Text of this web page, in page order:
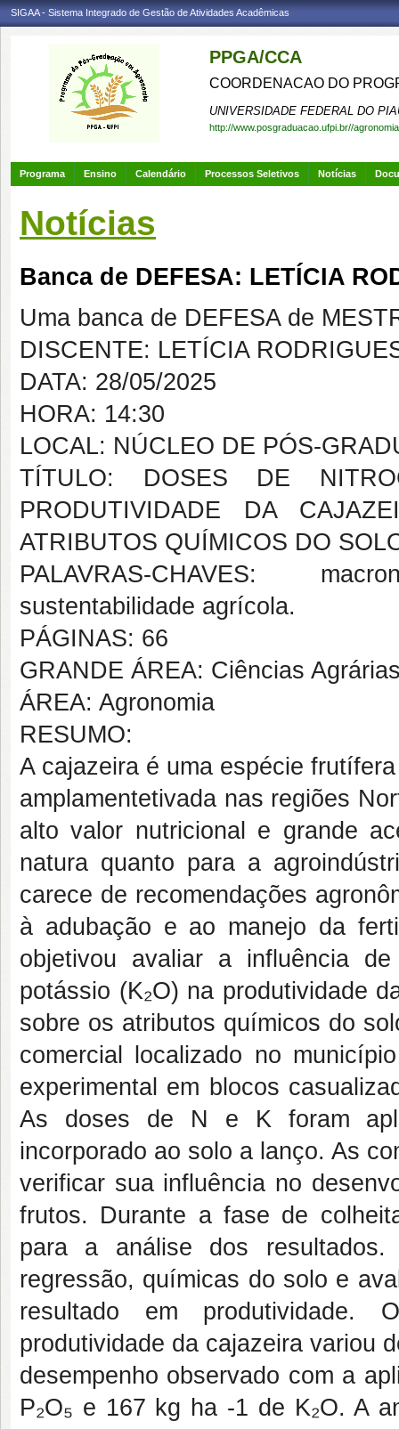
SIGAA - Sistema Integrado de Gestão de Atividades Acadêmicas
PPGA/CCA
COORDENACAO DO
UNIVERSIDADE FEDERAL DO
http://www.posgraduacao.ufpi.br//agronomia
Programa Ensino Calendário Processos Seletivos Notícias
Notícias
Banca de DEFESA: LETÍCIA
Uma banca de DEFESA de
DISCENTE: LETÍCIA
DATA: 28/05/2025
HORA: 14:30
LOCAL: NÚCLEO DE PÓS-
TÍTULO: DOSES DE
PRODUTIVIDADE DA
ATRIBUTOS QUÍMICOS DO
PALAVRAS-CHAVES:
sustentabilidade agrícola.
PÁGINAS: 66
GRANDE ÁREA: Ciências
ÁREA: Agronomia
RESUMO:
A cajazeira é uma espécie
amplamentetivada nas regiões
alto valor nutricional e grande
natura quanto para a
carece de recomendações
à adubação e ao manejo da
objetivou avaliar a influência
potássio (K₂O) na produtividade
sobre os atributos químicos do
comercial localizado no
experimental em blocos
As doses de N e K foram
incorporado ao solo a lanço. As
verificar sua influência no
frutos. Durante a fase de
para a análise dos
regressão, químicas do solo e
resultado em produtividade.
produtividade da cajazeira variou
desempenho observado com a
P₂O₅ e 167 kg ha -1 de K₂O. A